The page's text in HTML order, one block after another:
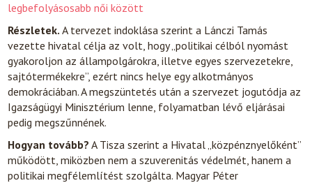
legbefolyásosabb női között
Részletek. A tervezet indoklása szerint a Lánczi Tamás
vezette hivatal célja az volt, hogy „politikai célból nyomást
gyakoroljon az állampolgárokra, illetve egyes szervezetekre,
sajtótermékekre”, ezért nincs helye egy alkotmányos
demokráciában. A megszüntetés után a szervezet jogutódja az
Igazságügyi Minisztérium lenne, folyamatban lévő eljárásai
pedig megszűnnének.
Hogyan tovább? A Tisza szerint a Hivatal „közpénznyelőként”
működött, miközben nem a szuverenitás védelmét, hanem a
politikai megfélemlítést szolgálta. Magyar Péter